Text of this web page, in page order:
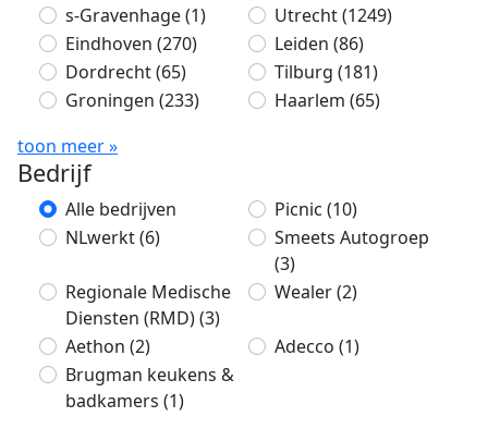
s-Gravenhage(1) Utrecht(1249)
Eindhoven (270) Leiden (86)
Dordrecht(65) Tilburg (181)
Groningen (233) Haarlem (65)
toon meer »
Bedrijf
Alle bedrijven Picnic (10)
NLwerkt(6)
Smeets Autogroep
(3)
Regionale Medische
Diensten (RMD)(3)
Wealer(2)
Aethon (2) Adecco (1)
Brugman keukens &
badkamers (1)